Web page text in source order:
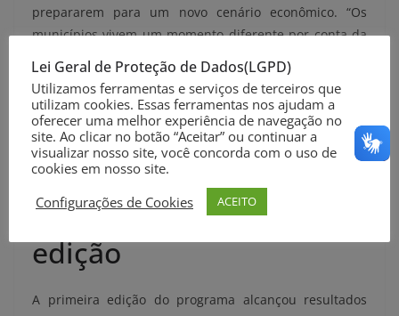
prepararem para um novo cenário econômico. “Os
municípios vivem um momento diferente por conta da
reforma tributária, que nos obriga a fazer algo
diferente e repensar nossas matrizes econômicas.
Parcerias como essas fazem muito sentido, porque nos
preparam para lidar com esses cenários e construir
estratégias mais sustentáveis para o desenvolvimento
local”, ressaltou.
Balanço da primeira
edição
A primeira edição do programa alcançou resultados
Lei Geral de Proteção de Dados(LGPD)
Utilizamos ferramentas e serviços de terceiros que
utilizam cookies. Essas ferramentas nos ajudam a
oferecer uma melhor experiência de navegação no
site. Ao clicar no botão “Aceitar” ou continuar a
visualizar nosso site, você concorda com o uso de
cookies em nosso site.
Configurações de Cookies
ACEITO